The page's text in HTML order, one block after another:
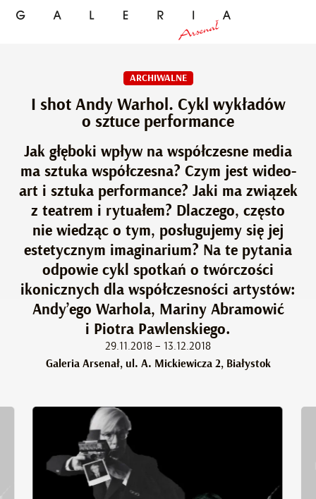
ARCHIWALNE
I shot Andy Warhol. Cykl wykładów
o sztuce performance
Jak głęboki wpływ na współczesne media
ma sztuka współczesna? Czym jest wideo-
art i sztuka performance? Jaki ma związek
z teatrem i rytuałem? Dlaczego, często
nie wiedząc o tym, posługujemy się jej
estetycznym imaginarium? Na te pytania
odpowie cykl spotkań o twórczości
ikonicznych dla współczesności artystów:
Andy’ego Warhola, Mariny Abramowić
i Piotra Pawlenskiego.
29.11.2018 – 13.12.2018
Galeria Arsenał, ul. A. Mickiewicza 2, Białystok